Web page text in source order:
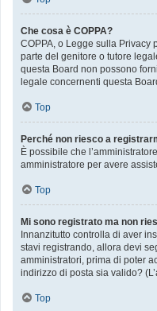
Che cosa è COPPA?
COPPA, o Legge sulla Privacy
parte del genitore o tutore
questa Board non possono
legale concernenti questa
Top
Perché non riesco a
È possibile che
amministratore per avere
Top
Mi sono registrato ma non
Innanzitutto controlla di aver
stavi registrando, allora devi
amministratori, prima di poter
indirizzo di posta sia valido?
Top